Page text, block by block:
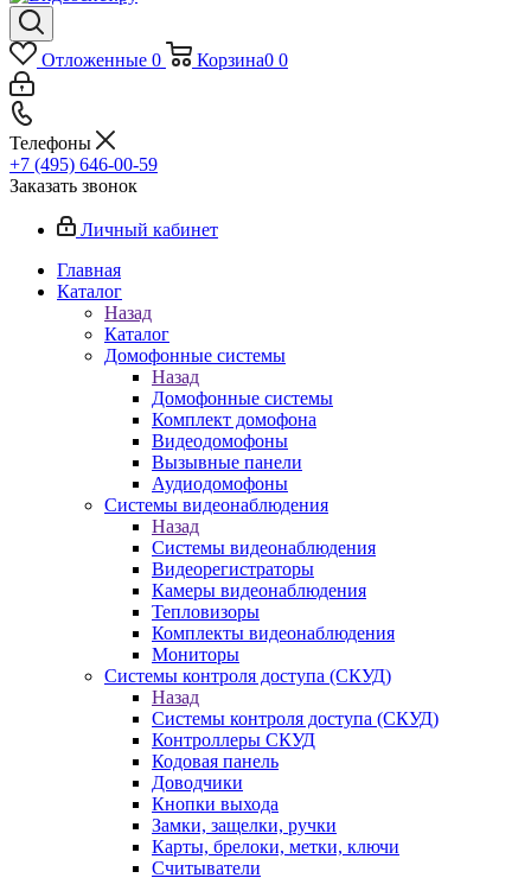
Отложенные 0 Корзина0 0
Телефоны
+7 (495) 646-00-59
Заказать звонок
Личный кабинет
Главная
Каталог
Назад
Каталог
Домофонные системы
Назад
Домофонные системы
Комплект домофона
Видеодомофоны
Вызывные панели
Аудиодомофоны
Системы видеонаблюдения
Назад
Системы видеонаблюдения
Видеорегистраторы
Камеры видеонаблюдения
Тепловизоры
Комплекты видеонаблюдения
Мониторы
Системы контроля доступа (СКУД)
Назад
Системы контроля доступа (СКУД)
Контроллеры СКУД
Кодовая панель
Доводчики
Кнопки выхода
Замки, защелки, ручки
Карты, брелоки, метки, ключи
Считыватели